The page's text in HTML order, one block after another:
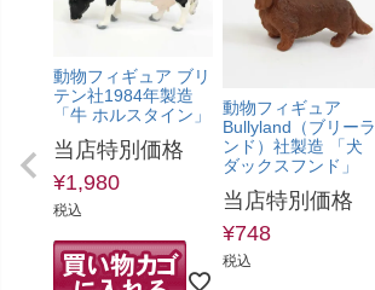
動物フィギュア ブリ
テン社1984年製造
「牛 ホルスタイン」
当店特別価格
¥1,980
税込
動物フィギュア
Bullyland（ブリーラ
ンド）社製造 「犬
ダックスフンド」
当店特別価格
¥748
税込